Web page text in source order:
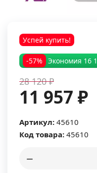
Успей купить!
-57% Экономия 16
28 120 ₽
11 957 ₽
Артикул: 45610
Код товара: 45610